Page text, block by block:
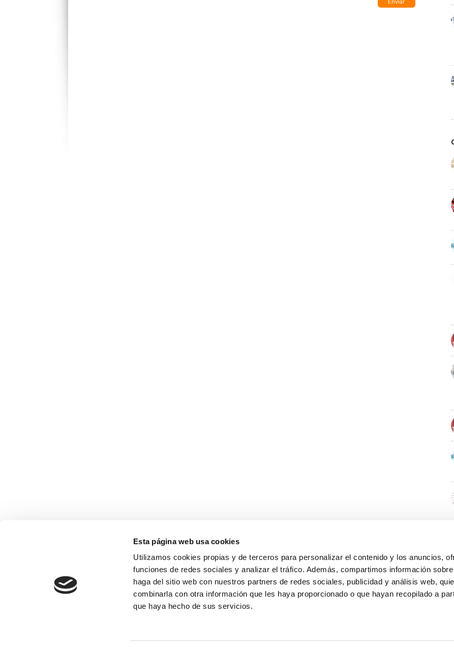
Esta página web usa cookies
Utilizamos cookies propias y de terceros para personalizar el contenido y los anuncios,
funciones de redes sociales y analizar el tráfico. Además, compartimos información
haga del sitio web con nuestros partners de redes sociales, publicidad y análisis web,
combinarla con otra información que les haya proporcionado o que hayan recopilado a
que haya hecho de sus servicios.
Noticias
Política de cookies